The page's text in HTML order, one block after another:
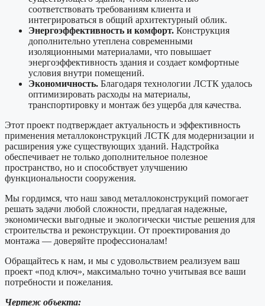
соответствовать требованиям клиента и
интегрироваться в общий архитектурный облик.
Энергоэффективность и комфорт. Конструкция
дополнительно утеплена современными
изоляционными материалами, что повышает
энергоэффективность здания и создает комфортные
условия внутри помещений.
Экономичность. Благодаря технологии ЛСТК удалось
оптимизировать расходы на материалы,
транспортировку и монтаж без ущерба для качества.
Этот проект подтверждает актуальность и эффективность
применения металлоконструкций ЛСТК для модернизации и
расширения уже существующих зданий. Надстройка
обеспечивает не только дополнительное полезное
пространство, но и способствует улучшению
функциональности сооружения.
Мы гордимся, что наш завод металлоконструкций помогает
решать задачи любой сложности, предлагая надежные,
экономически выгодные и экологически чистые решения для
строительства и реконструкции. От проектирования до
монтажа — доверяйте профессионалам!
Обращайтесь к нам, и мы с удовольствием реализуем ваш
проект «под ключ», максимально точно учитывая все ваши
потребности и пожелания.
Чертеж объекта: